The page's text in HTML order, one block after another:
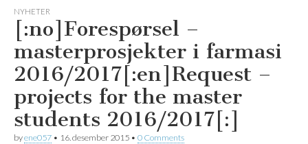
K2 Nytt
NYHETER
[:no]Forespørsel –
masterprosjekter i farmasi
2016/2017[:en]Request –
projects for the master
students 2016/2017[:]
byene057 • 16. desember 2015 • 0 Comments